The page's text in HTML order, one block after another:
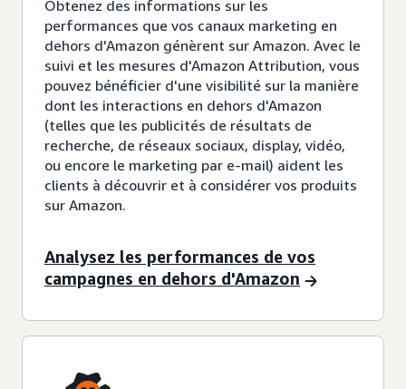
Obtenez des informations sur les
performances que vos canaux marketing en
dehors d'Amazon génèrent sur Amazon. Avec le
suivi et les mesures d'Amazon Attribution, vous
pouvez bénéficier d'une visibilité sur la manière
dont les interactions en dehors d'Amazon
(telles que les publicités de résultats de
recherche, de réseaux sociaux, display, vidéo,
ou encore le marketing par e-mail) aident les
clients à découvrir et à considérer vos produits
sur Amazon.
Analysez les performances de vos
campagnes en dehors d'Amazon